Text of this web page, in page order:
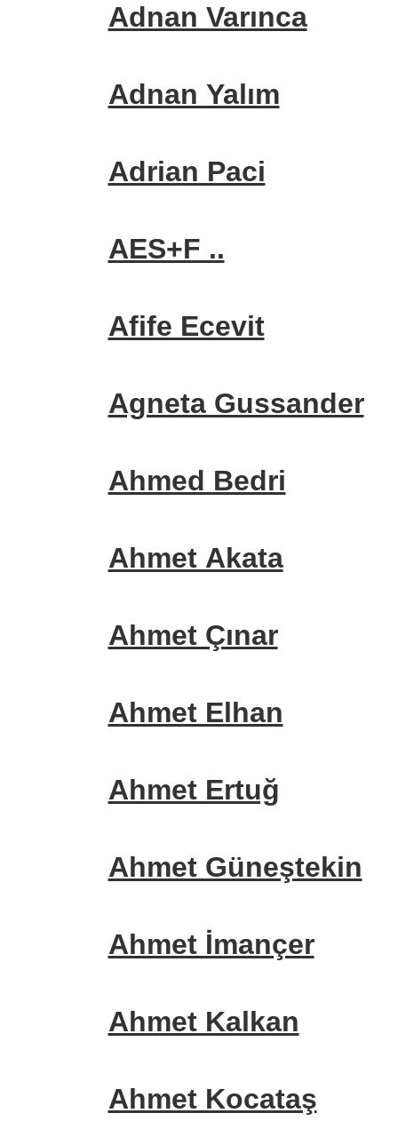
Adnan Varınca
Adnan Yalım
Adrian Paci
AES+F ..
Afife Ecevit
Agneta Gussander
Ahmed Bedri
Ahmet Akata
Ahmet Çınar
Ahmet Elhan
Ahmet Ertuğ
Ahmet Güneştekin
Ahmet İmançer
Ahmet Kalkan
Ahmet Kocataş